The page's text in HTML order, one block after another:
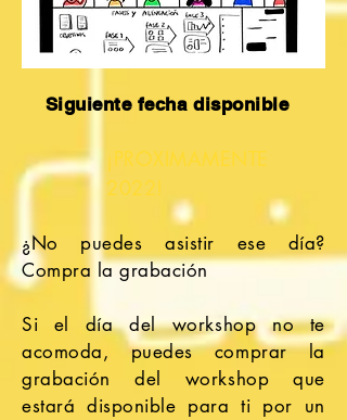
Siguiente fecha disponible
¡PROXIMAMENTE
2022!
¿No puedes asistir ese día?
Compra la grabación
Si el día del workshop no te
acomoda, puedes comprar la
grabación del workshop que
estará disponible para ti por un